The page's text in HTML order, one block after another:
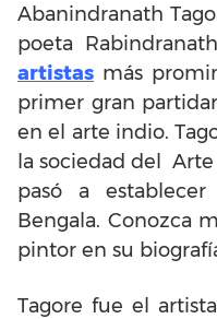
Abanindranath
poeta
artistas más
primer gran
en el arte indio.
la sociedad del
pasó a
Bengala. Conozca
pintor en su
Tagore fue el